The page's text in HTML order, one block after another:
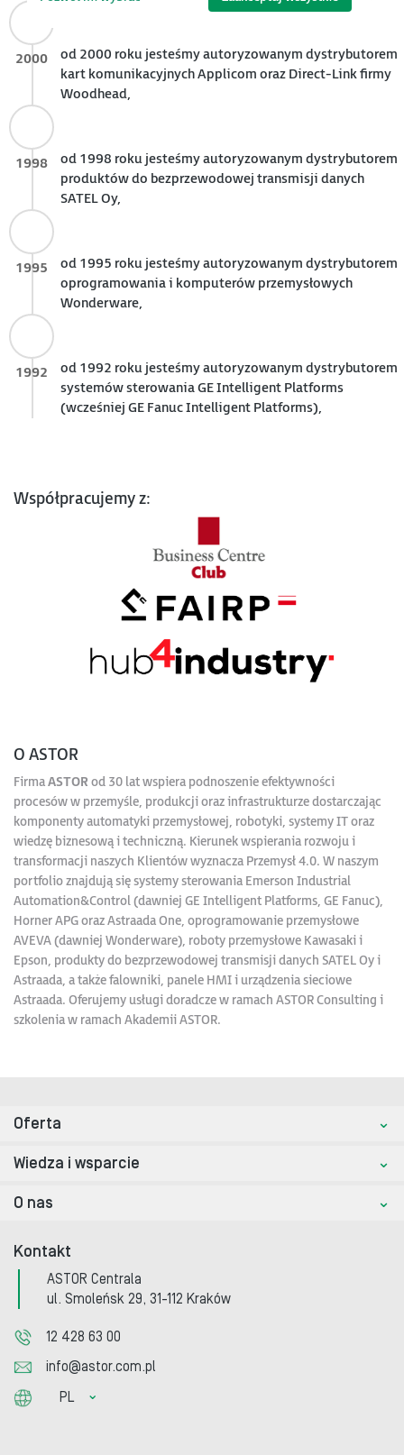
2000
od 2000 roku jesteśmy autoryzowanym dystrybutorem
kart komunikacyjnych Applicom oraz Direct-Link firmy
Woodhead,
1998
od 1998 roku jesteśmy autoryzowanym dystrybutorem
produktów do bezprzewodowej transmisji danych
SATEL Oy,
1995
od 1995 roku jesteśmy autoryzowanym dystrybutorem
oprogramowania i komputerów przemysłowych
Wonderware,
1992
od 1992 roku jesteśmy autoryzowanym dystrybutorem
systemów sterowania GE Intelligent Platforms
(wcześniej GE Fanuc Intelligent Platforms),
Współpracujemy z:
O ASTOR
FirmaASTOR od 30 lat wspiera podnoszenie efektywności
procesów w przemyśle, produkcji oraz infrastrukturze dostarczając
komponenty automatyki przemysłowej, robotyki, systemy IT oraz
wiedzę biznesową i techniczną. Kierunek wspierania rozwoju i
transformacji naszych Klientów wyznacza Przemysł 4.0. W naszym
portfolio znajdują się systemy sterowania Emerson Industrial
Automation&Control (dawniej GE Intelligent Platforms, GE Fanuc),
Horner APG oraz Astraada One, oprogramowanie przemysłowe
AVEVA (dawniej Wonderware), roboty przemysłowe Kawasaki i
Epson, produkty do bezprzewodowej transmisji danych SATEL Oy i
Astraada, a także falowniki, panele HMI i urządzenia sieciowe
Astraada. Oferujemy usługi doradcze w ramach ASTOR Consulting i
szkolenia w ramach Akademii ASTOR.
Oferta
Wiedza i wsparcie
O nas
Kontakt
ASTOR Centrala
ul. Smoleńsk 29, 31-112 Kraków
12 428 63 00
info@astor.com.pl
PL